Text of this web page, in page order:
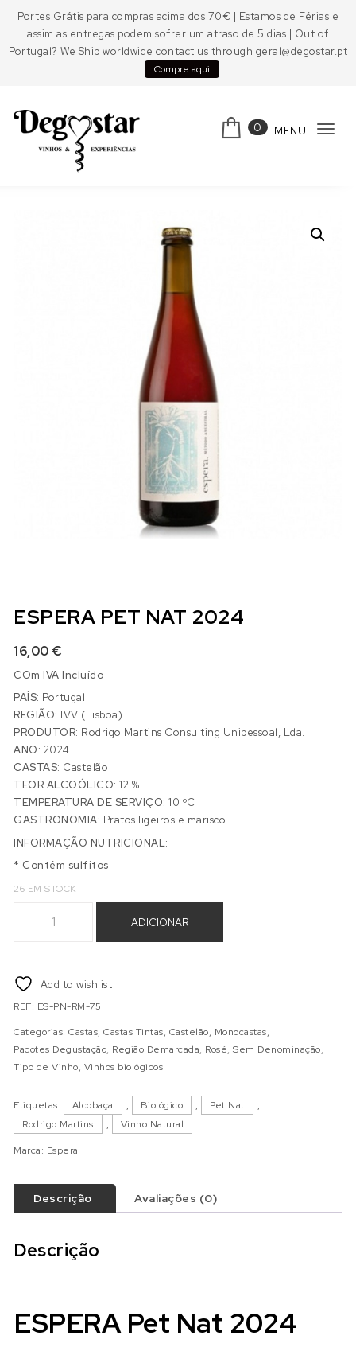
Portes Grátis para compras acima dos 70€ | Estamos de Férias e
assim as entregas podem sofrer um atraso de 5 dias | Out of
Portugal? We Ship worldwide contact us through geral@degostar.pt
Compre aqui
0 MENU
ESPERA PET NAT 2024
16,00€
COm IVA Incluído
PAÍS: Portugal
REGIÃO: IVV (Lisboa)
PRODUTOR: Rodrigo Martins Consulting Unipessoal, Lda.
ANO: 2024
CASTAS: Castelão
TEOR ALCOÓLICO:12 %
TEMPERATURA DE SERVIÇO: 10 ºC
GASTRONOMIA: Pratos ligeiros e marisco
INFORMAÇÃO NUTRICIONAL:
* Contém sulfitos
26 EM STOCK
ADICIONAR
Add to wishlist
REF: ES-PN-RM-75
Categorias:Castas,Castas Tintas, Castelão, Monocastas,
Pacotes Degustação, Região Demarcada, Rosé,Sem Denominação,
Tipo de Vinho, Vinhos biológicos
Etiquetas: Alcobaça , Biológico , Pet Nat
,
Rodrigo Martins
, Vinho Natural
Marca: Espera
Descrição Avaliações (0)
Descrição
ESPERA Pet Nat 2024